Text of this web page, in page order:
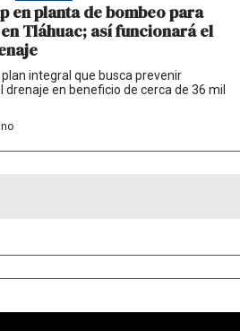
en planta de bombeo para
Tláhuac; así funcionará el
integral que busca prevenir
en beneficio de cerca de 36 mil